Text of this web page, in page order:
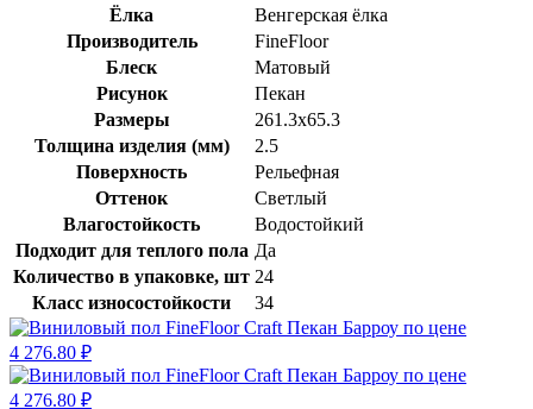
Ёлка
Венгерская ёлка
Производитель
FineFloor
Блеск
Матовый
Рисунок
Пекан
Размеры
261.3x65.3
Толщина изделия (мм)
2.5
Поверхность
Рельефная
Оттенок
Светлый
Влагостойкость
Водостойкий
Подходит для теплого пола Да
Количество в упаковке, шт 24
Класс износостойкости
34